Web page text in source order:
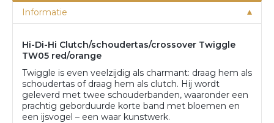
Informatie
Hi-Di-Hi Clutch/schoudertas/crossover Twiggle
TW05 red/orange
Twiggle is even veelzijdig als charmant: draag hem als
schoudertas of draag hem als clutch. Hij wordt
geleverd met twee schouderbanden, waaronder een
prachtig geborduurde korte band met bloemen en
een ijsvogel – een waar kunstwerk.